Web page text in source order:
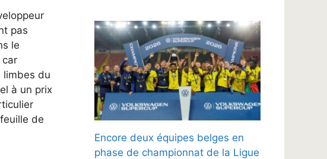
pas
le
car
limbes du
à un prix
de
Encore deux équipes belges en
phase de championnat de la Ligue